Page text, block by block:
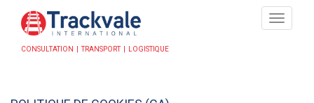
CONSULTATION | TRANSPORT | LOGISTIQUE
Toggle